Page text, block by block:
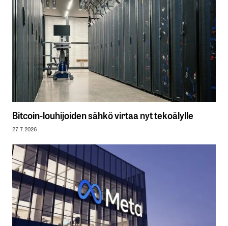
Bitcoin-louhijoiden sähkö virtaa nyt tekoälylle
27.7.2026